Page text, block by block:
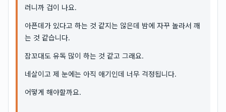
러니까 겁이 나요.
아픈데가 있다고 하는 것 같지는 않은데 밤에 자꾸 놀라서 깨
는 것 같습니다.
잠꼬대도 유독 많이 하는 것 같고 그래요.
네살이고 제 눈에는 아직 애기인데 너무 걱정됩니다.
어떻게 해야할까요.